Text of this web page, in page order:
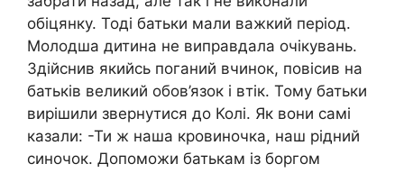
обіцянку. Тоді батьки мали важкий період.
Молодша дитина не виправдала очікувань.
Здійснив якийсь поганий вчинок, повісив на
батьків великий обов’язок і втік. Тому батьки
вирішили звернутися до Колі. Як вони самі
казали: -Ти ж наша кровиночка, наш рідний
синочок. Допоможи батькам із боргом